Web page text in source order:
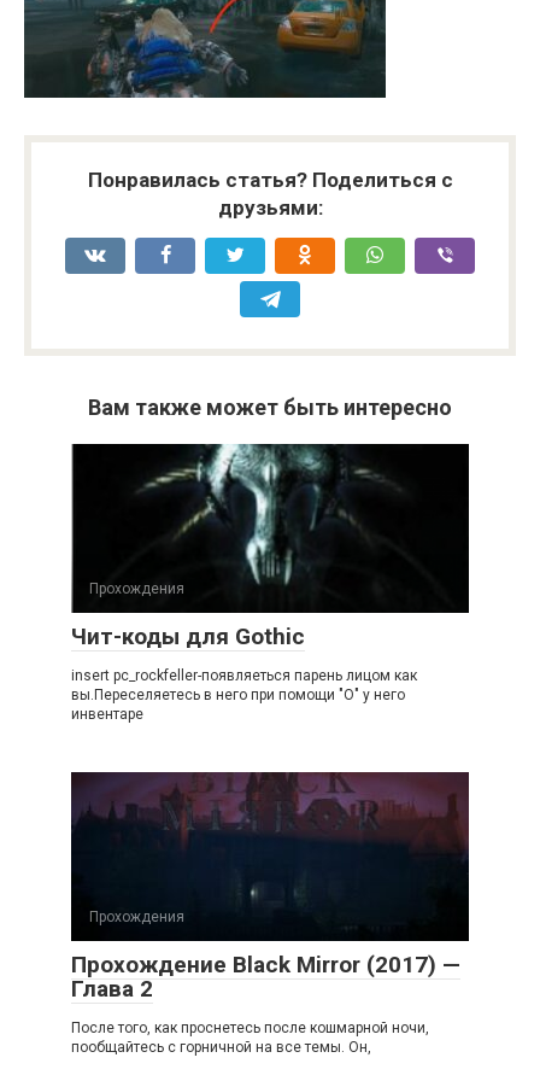
Понравилась статья? Поделиться с
друзьями:
Вам также может быть интересно
Прохождения
Чит-коды для Gothic
insert pc_rockfeller-появляеться парень лицом как
вы.Переселяетесь в него при помощи "О" у него
инвентаре
Прохождения
Прохождение Black Mirror (2017) —
Глава 2
После того, как проснетесь после кошмарной ночи,
пообщайтесь с горничной на все темы. Он,